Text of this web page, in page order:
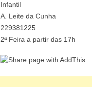
Infantil
A. Leite da Cunha
229381225
2ª Feira a partir das 17h